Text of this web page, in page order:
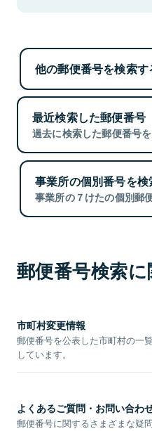
他の郵便番号を検索す
最近検索した郵便番号
過去に検索した郵便番号
事業所の個別番号を検
事業所の７けたの個別郵
郵便番号検索
市町村変更情報
郵便番号を公表した市町村の一
しています。
よくあるご質問・お問い合わ
郵便番号に関するさまざまな疑